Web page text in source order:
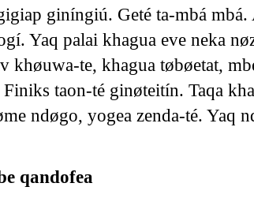
giníngiú. Geté ta-mbá
Yaq palai khagua eve neka
te, khagua tøbøetat,
taon-té ginøteitín. Taqa
ndøgo, yogea zenda-té. Yaq
qandofea